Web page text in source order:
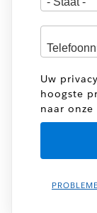
Uw
hoogste
naar onze